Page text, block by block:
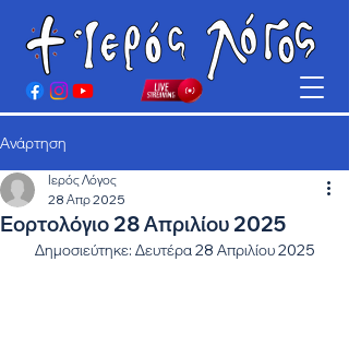
Ανάρτηση
Εορτολόγιο 28 Απριλίου 2025
Ιερός Λόγος
28 Απρ 2025
Δημοσιεύτηκε: Δευτέρα 28 Απριλίου 2025